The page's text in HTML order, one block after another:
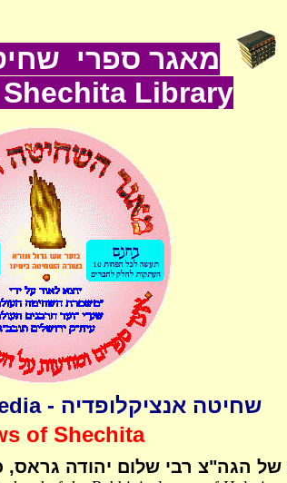
מאגר ספרי
Shechita Library
שחיטה אנציקלופדיה - Shechita Encyclopedia
of Shechita
של הגה"צ רבי שלום יהודה גראס,